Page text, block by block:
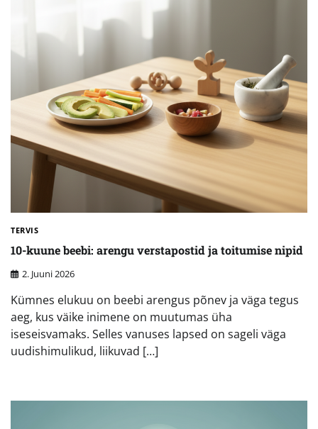
TERVIS
10-kuune beebi: arengu verstapostid ja toitumise nipid
2. Juuni 2026
Kümnes elukuu on beebi arengus põnev ja väga tegus
aeg, kus väike inimene on muutumas üha
iseseisvamaks. Selles vanuses lapsed on sageli väga
uudishimulikud, liikuvad […]